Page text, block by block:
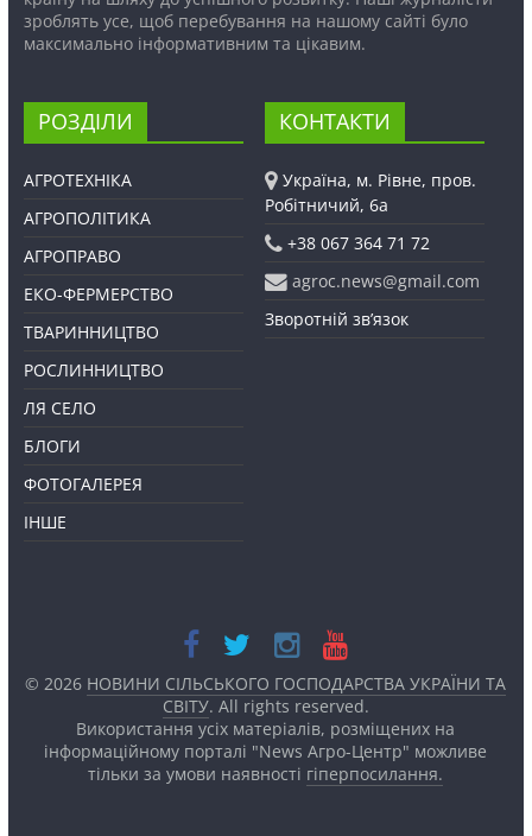
зроблять усе, щоб перебування на нашому сайті було
максимально інформативним та цікавим.
РОЗДІЛИ
АГРОТЕХНІКА
АГРОПОЛІТИКА
АГРОПРАВО
ЕКО-ФЕРМЕРСТВО
ТВАРИННИЦТВО
РОСЛИННИЦТВО
ЛЯ СЕЛО
БЛОГИ
ФОТОГАЛЕРЕЯ
ІНШЕ
КОНТАКТИ
Україна, м. Рівне, пров.
Робітничий, 6а
+38 067 364 71 72
agroc.news@gmail.com
Зворотній зв’язок
© 2026 НОВИНИ СІЛЬСЬКОГО ГОСПОДАРСТВА УКРАЇНИ ТА
СВІТУ. All rights reserved.
Використання усіх матеріалів, розміщених на
інформаційному порталі "News Агро-Центр" можливе
тільки за умови наявності гіперпосилання.